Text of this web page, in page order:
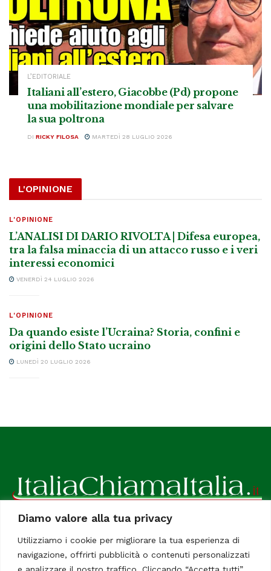
Diamo valore alla tua privacy
Utilizziamo i cookie per migliorare la tua esperienza di
navigazione, offrirti pubblicità o contenuti personalizzati
e analizzare il nostro traffico. Cliccando “Accetta tutti”,
L’EDITORIALE
Italiani all’estero, Giacobbe (Pd) propone
una mobilitazione mondiale per salvare
la sua poltrona
DI RICKY FILOSA MARTEDÌ 28 LUGLIO 2026
L'OPINIONE
L'OPINIONE
L’ANALISI DI DARIO RIVOLTA | Difesa europea,
tra la falsa minaccia di un attacco russo e i veri
interessi economici
VENERDÌ 24 LUGLIO 2026
L'OPINIONE
Da quando esiste l’Ucraina? Storia, confini e
origini dello Stato ucraino
LUNEDÌ 20 LUGLIO 2026
ItaliaChiamaItalia, il TUO quotidiano online preferito.
Dedicato in particolare a tutti gli italiani residenti all'estero.
Tutti i diritti sono riservati. Quotidiano online indipendente